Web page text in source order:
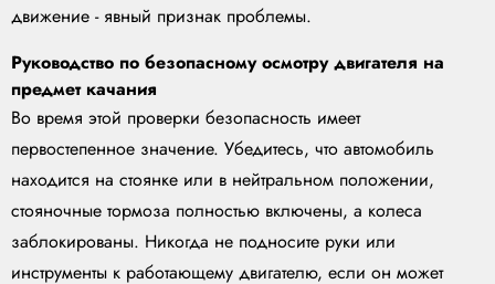
движение - явный признак проблемы.
Руководство по безопасному осмотру двигателя на
предмет качания
Во время этой проверки безопасность имеет
первостепенное значение. Убедитесь, что автомобиль
находится на стоянке или в нейтральном положении,
стояночные тормоза полностью включены, а колеса
заблокированы. Никогда не подносите руки или
инструменты к работающему двигателю, если он может